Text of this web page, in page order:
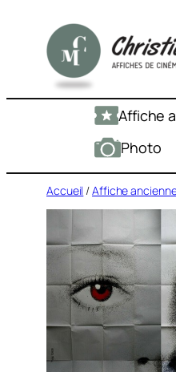
contenu
Affiche
Photo
Accueil /Affiche